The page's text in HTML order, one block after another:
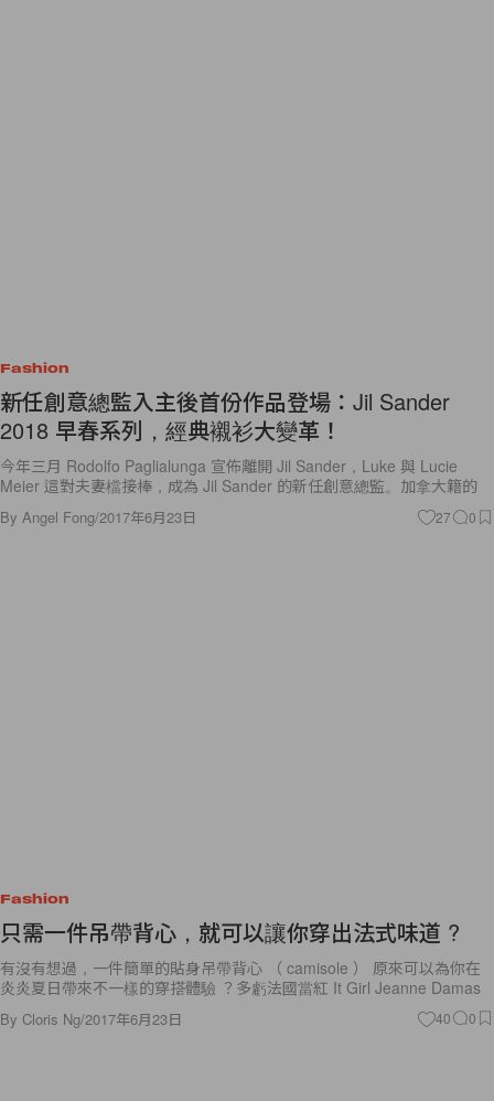
Fashion
新任創意總監入主後首份作品登場：Jil Sander
2018 早春系列，經典襯衫大變革！
今年三月 Rodolfo Paglialunga 宣佈離開 Jil Sander，Luke 與 Lucie
Meier 這對夫妻檔接棒，成為 Jil Sander 的新任創意總監。加拿大籍的
By Angel Fong/2017年6月23日 27 0
Fashion
只需一件吊帶背心，就可以讓你穿出法式味道 ?
有沒有想過，一件簡單的貼身吊帶背心 （ camisole ） 原來可以為你在
炎炎夏日帶來不一樣的穿搭體驗 ？多虧法國當紅 It Girl Jeanne Damas
By Cloris Ng/2017年6月23日 40 0